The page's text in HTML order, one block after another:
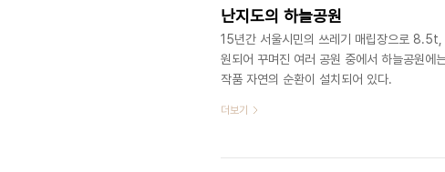
난지도의 하늘공원
15년간 서울시민의 쓰레기 매립장으로
원되어 꾸며진 여러 공원 중에서 하늘공원에
작품 자연의 순환이 설치되어 있다. ​​​​​
더보기